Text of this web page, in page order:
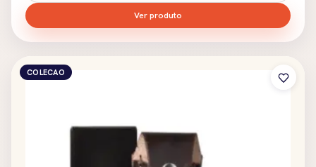
Ver produto
COLECAO